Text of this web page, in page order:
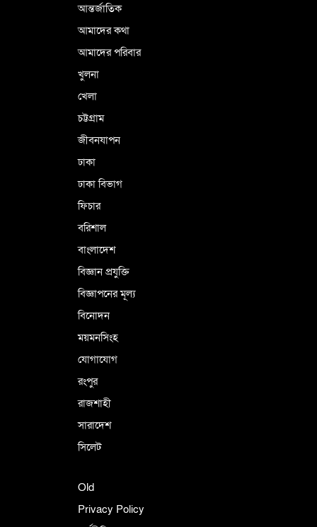
আন্তর্জাতিক
আমাদের কথা
আমাদের পরিবার
খুলনা
খেলা
চট্টগ্রাম
জীবনযাপন
ঢাকা
ঢাকা বিভাগ
ফিচার
বরিশাল
বাংলাদেশ
বিজ্ঞান প্রযুক্তি
বিজ্ঞাপনের মূল্য
বিনোদন
ময়মনসিংহ
যোগাযোগ
রংপুর
রাজশাহী
সারাদেশ
সিলেট
Old
Privacy Policy